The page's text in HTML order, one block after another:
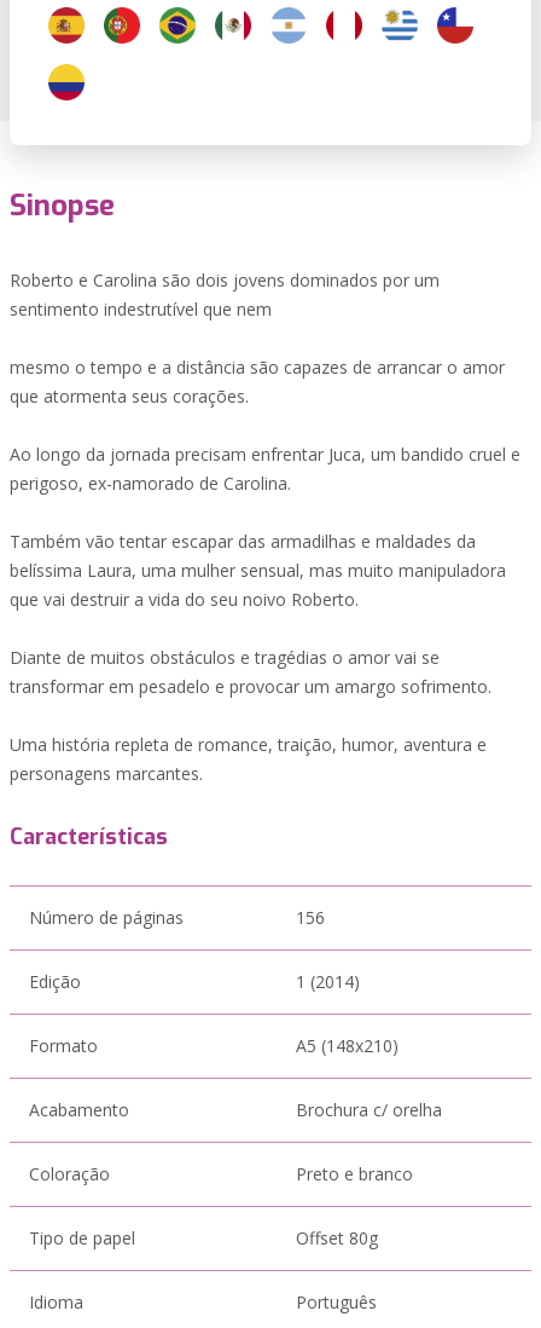
Sinopse
Roberto e Carolina são dois jovens dominados por um
sentimento indestrutível que nem
mesmo o tempo e a distância são capazes de arrancar o amor
que atormenta seus corações.
Ao longo da jornada precisam enfrentar Juca, um bandido cruel e
perigoso, ex-namorado de Carolina.
Também vão tentar escapar das armadilhas e maldades da
belíssima Laura, uma mulher sensual, mas muito manipuladora
que vai destruir a vida do seu noivo Roberto.
Diante de muitos obstáculos e tragédias o amor vai se
transformar em pesadelo e provocar um amargo sofrimento.
Uma história repleta de romance, traição, humor, aventura e
personagens marcantes.
Características
Número de páginas 156
Edição 1 (2014)
Formato A5 (148x210)
Acabamento Brochura c/ orelha
Coloração Preto e branco
Tipo de papel Offset 80g
Idioma Português